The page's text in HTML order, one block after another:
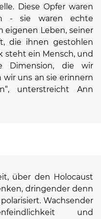
Diese Opfer waren
- sie waren echte
eigenen Leben, seiner
die ihnen gestohlen
steht ein Mensch, und
Dimension, die wir
uns an sie erinnern
unterstreicht Ann
über den Holocaust
dringender denn
Wachsender
und